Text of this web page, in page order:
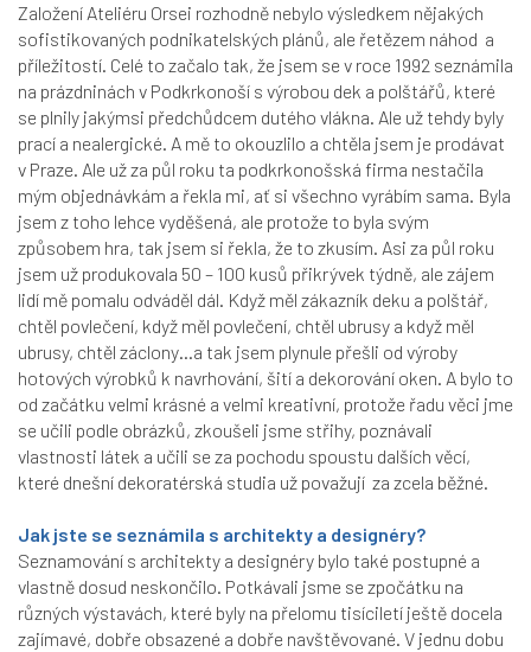
Založení Ateliéru Orsei rozhodně nebylo výsledkem nějakých
sofistikovaných podnikatelských plánů, ale řetězem náhod a
příležitostí. Celé to začalo tak, že jsem se v roce 1992 seznámila
na prázdninách v Podkrkonoší s výrobou dek a polštářů, které
se plnily jakýmsi předchůdcem dutého vlákna. Ale už tehdy byly
prací a nealergické. A mě to okouzlilo a chtěla jsem je prodávat
v Praze. Ale už za půl roku ta podkrkonošská firma nestačila
mým objednávkám a řekla mi, ať si všechno vyrábím sama. Byla
jsem z toho lehce vyděšená, ale protože to byla svým
způsobem hra, tak jsem si řekla, že to zkusím. Asi za půl roku
jsem už produkovala 50 – 100 kusů přikrývek týdně, ale zájem
lidí mě pomalu odváděl dál. Když měl zákazník deku a polštář,
chtěl povlečení, když měl povlečení, chtěl ubrusy a když měl
ubrusy, chtěl záclony…a tak jsem plynule přešli od výroby
hotových výrobků k navrhování, šití a dekorování oken. A bylo to
od začátku velmi krásné a velmi kreativní, protože řadu věci jme
se učili podle obrázků, zkoušeli jsme střihy, poznávali
vlastnosti látek a učili se za pochodu spoustu dalších věcí,
které dnešní dekoratérská studia už považují za zcela běžné.
Jak jste se seznámila s architekty a designéry?
Seznamování s architekty a designéry bylo také postupné a
vlastně dosud neskončilo. Potkávali jsme se zpočátku na
různých výstavách, které byly na přelomu tisíciletí ještě docela
zajímavé, dobře obsazené a dobře navštěvované. V jednu dobu